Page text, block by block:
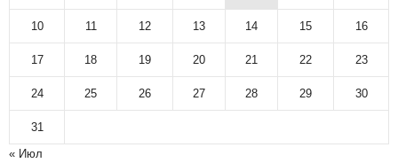
10 11 12 13 14 15 16
17 18 19 20 21 22 23
24 25 26 27 28 29 30
31
« Июл